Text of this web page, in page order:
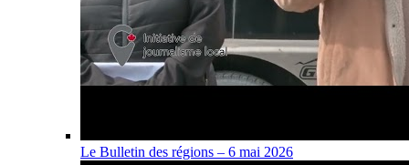
Le Bulletin des régions – 6 mai 2026